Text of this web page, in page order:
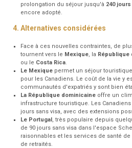
prolongation du séjour jusqu'à 240
encore adopté.
4. Alternatives considérées
Face à ces nouvelles contraintes, de
tournent vers le Mexique, la République
ou le Costa Rica.
Le Mexique permet un séjour
pour les Canadiens. Le coût de la vie y
communautés d'expatriés y sont bien
La République dominicaine offre un
infrastructure touristique. Les
jours sans visa, avec des extensions
Le Portugal, très populaire depuis
de 90 jours sans visa dans l'espace
raisonnables et les services de santé
de retraités.